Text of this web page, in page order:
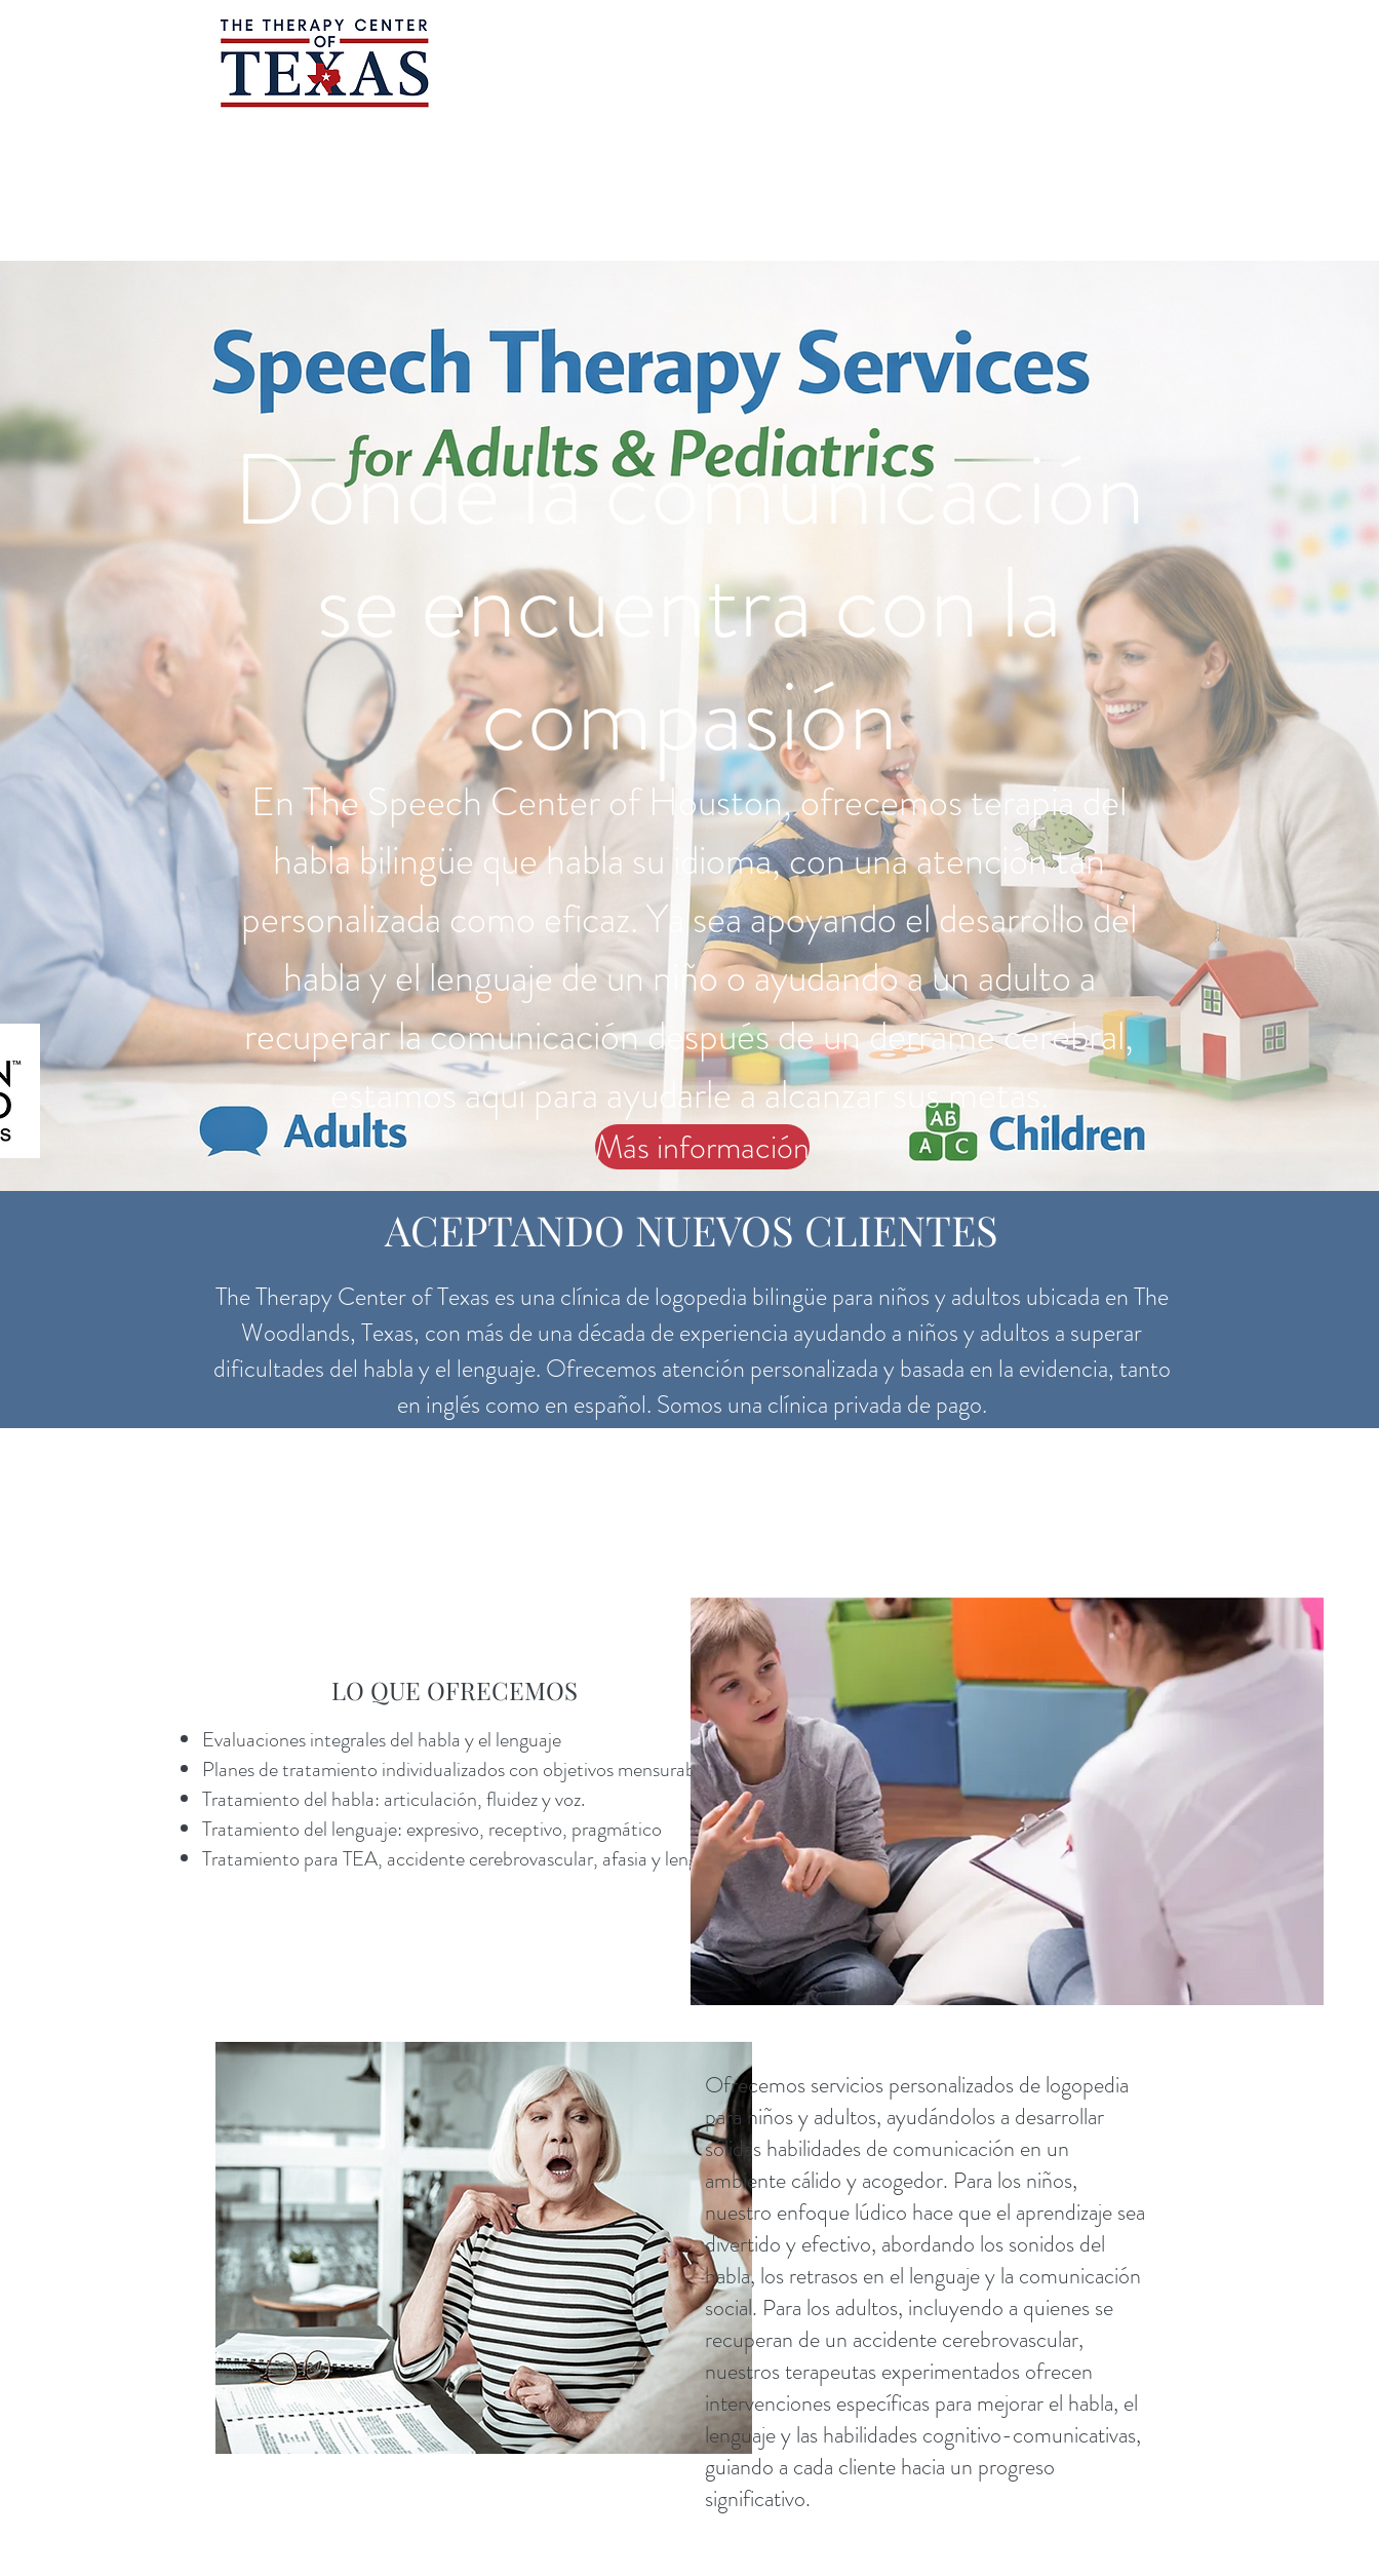
Donde la comunicación
se encuentra con la
compasión
En The Speech Center of Houston, ofrecemos terapia del
habla bilingüe que habla su idioma, con una atención tan
personalizada como eficaz. Ya sea apoyando el desarrollo del
habla y el lenguaje de un niño o ayudando a un adulto a
recuperar la comunicación después de un derrame cerebral,
estamos aquí para ayudarle a alcanzar sus metas.
Más información
ACEPTANDO NUEVOS CLIENTES
The Therapy Center of Texas es una clínica de logopedia bilingüe para niños y adultos ubicada en The
Woodlands, Texas, con más de una década de experiencia ayudando a niños y adultos a superar
dificultades del habla y el lenguaje. Ofrecemos atención personalizada y basada en la evidencia, tanto
en inglés como en español. Somos una clínica privada de pago.
LO QUE OFRECEMOS
Evaluaciones integrales del habla y el lenguaje
Planes de tratamiento individualizados con objetivos mensurables
Tratamiento del habla: articulación, fluidez y voz.
Tratamiento del lenguaje: expresivo, receptivo, pragmático
Tratamiento para TEA, accidente cerebrovascular, afasia y lenguaje cognitivo.
Ofrecemos servicios personalizados de logopedia
para niños y adultos, ayudándolos a desarrollar
sólidas habilidades de comunicación en un
ambiente cálido y acogedor. Para los niños,
nuestro enfoque lúdico hace que el aprendizaje sea
divertido y efectivo, abordando los sonidos del
habla, los retrasos en el lenguaje y la comunicación
social. Para los adultos, incluyendo a quienes se
recuperan de un accidente cerebrovascular,
nuestros terapeutas experimentados ofrecen
intervenciones específicas para mejorar el habla, el
lenguaje y las habilidades cognitivo-comunicativas,
guiando a cada cliente hacia un progreso
significativo.